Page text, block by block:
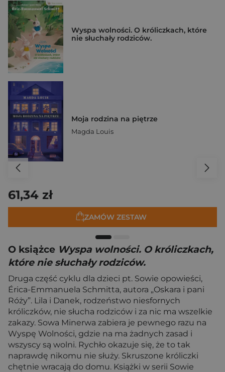
Wyspa wolności. O króliczkach, które
nie słuchały rodziców.
Moja rodzina na piętrze
Magda Louis
61,34 zł
ZAMÓW ZESTAW
O książce Wyspa wolności. O króliczkach,
które nie słuchały rodziców.
Druga część cyklu dla dzieci pt. Sowie opowieści,
Érica-Emmanuela Schmitta, autora „Oskara i pani
Róży”. Lila i Danek, rodzeństwo niesfornych
króliczków, nie słucha rodziców i za nic ma wszelkie
zakazy. Sowa Minerwa zabiera je pewnego razu na
Wyspę Wolności, gdzie na ma żadnych zasad i
wszyscy są wolni. Rychło okazuje się, że to tak
naprawdę nikomu nie służy. Skruszone króliczki
chętnie wracają do domu. Książki w serii Sowie